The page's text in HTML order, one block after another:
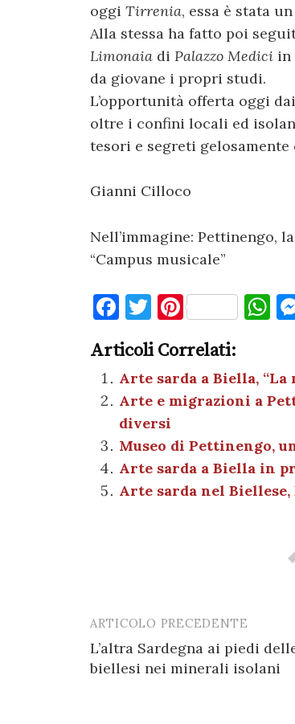
oggi Tirrenia, essa è stata
Alla stessa ha fatto poi
Limonaia di Palazzo Medici in
da giovane i propri studi.
L’opportunità offerta oggi
oltre i confini locali ed
tesori e segreti
Gianni Cilloco
Nell’immagine: Pettinengo,
“Campus musicale”
F
c
e
b
o
o
k
T
it
te
r
Pi
er
es
t
s
A
p
p
Articoli Correlati:
Arte sarda a Biella, “La
Arte e migrazioni a
diversi
Museo di Pettinengo,
Arte sarda a Biella in
Arte sarda nel Biellese,
Post
navigation
ARTICOLO PRECEDENTE
L’altra Sardegna ai piedi
biellesi nei minerali isolani